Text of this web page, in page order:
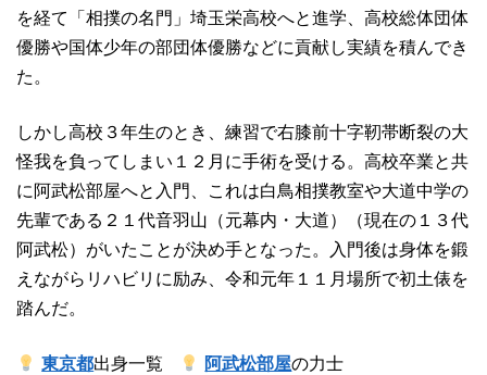
を経て「相撲の名門」埼玉栄高校へと進学、高校総体団体
優勝や国体少年の部団体優勝などに貢献し実績を積んでき
た。
しかし高校３年生のとき、練習で右膝前十字靭帯断裂の大
怪我を負ってしまい１２月に手術を受ける。高校卒業と共
に阿武松部屋へと入門、これは白鳥相撲教室や大道中学の
先輩である２１代音羽山（元幕内・大道）（現在の１３代
阿武松）がいたことが決め手となった。入門後は身体を鍛
えながらリハビリに励み、令和元年１１月場所で初土俵を
踏んだ。
東京都出身一覧 阿武松部屋の力士